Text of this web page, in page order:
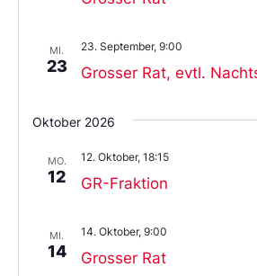
MI.
23 Grosser Rat, evtl.
23. September, 9:00
Oktober 2026
MO.
12 GR-Fraktion
12. Oktober, 18:15
MI.
14 Grosser Rat
14. Oktober, 9:00